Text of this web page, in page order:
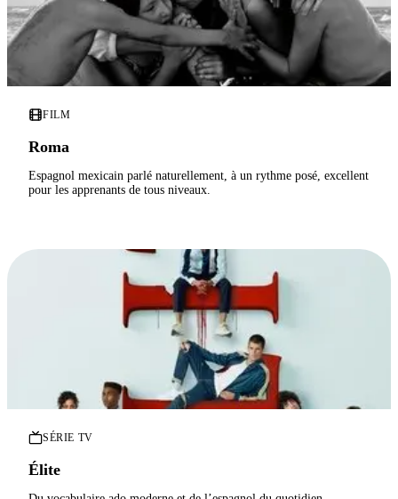
FILM
Roma
Espagnol mexicain parlé naturellement, à un rythme posé, excellent
pour les apprenants de tous niveaux.
SÉRIE TV
Élite